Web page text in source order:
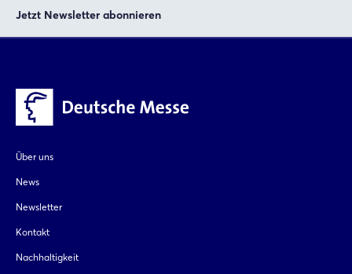
Jetzt Newsletter abonnieren
Über uns
News
Newsletter
Kontakt
Nachhaltigkeit